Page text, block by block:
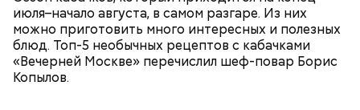
июля–начало августа, в самом разгаре. Из них
можно приготовить много интересных и полезных
блюд. Топ-5 необычных рецептов с кабачками
«Вечерней Москве» перечислил шеф-повар Борис
Копылов.
Вред дыни